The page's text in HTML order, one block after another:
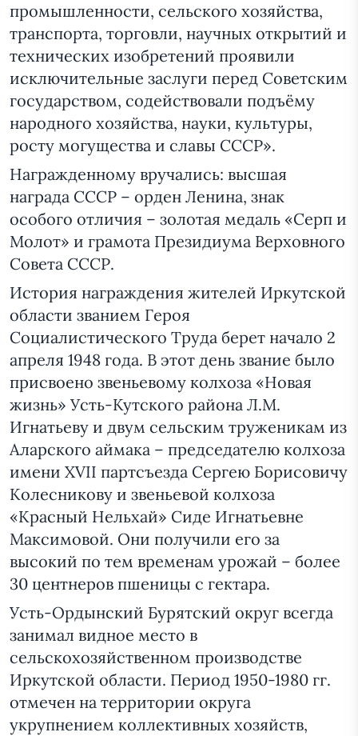
промышленности, сельского хозяйства,
транспорта, торговли, научных открытий и
технических изобретений проявили
исключительные заслуги перед Советским
государством, содействовали подъёму
народного хозяйства, науки, культуры,
росту могущества и славы СССР».
Награжденному вручались: высшая
награда СССР – орден Ленина, знак
особого отличия – золотая медаль «Серп и
Молот» и грамота Президиума Верховного
Совета СССР.
История награждения жителей Иркутской
области званием Героя
Социалистического Труда берет начало 2
апреля 1948 года. В этот день звание было
присвоено звеньевому колхоза «Новая
жизнь» Усть-Кутского района Л.М.
Игнатьеву и двум сельским труженикам из
Аларского аймака – председателю колхоза
имени XVII партсъезда Сергею Борисовичу
Колесникову и звеньевой колхоза
«Красный Нельхай» Сиде Игнатьевне
Максимовой. Они получили его за
высокий по тем временам урожай – более
30 центнеров пшеницы с гектара.
Усть-Ордынский Бурятский округ всегда
занимал видное место в
сельскохозяйственном производстве
Иркутской области. Период 1950-1980 гг.
отмечен на территории округа
укрупнением коллективных хозяйств,